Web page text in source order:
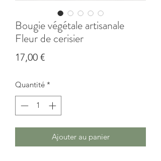
Bougie végétale artisanale
Fleur de cerisier
17,00 €Prix
Quantité *
Ajouter au panier